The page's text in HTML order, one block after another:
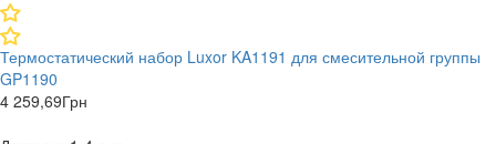
Термостатический набор Luxor KA1191 для смесительной группы
GP1190
4 259,69Грн